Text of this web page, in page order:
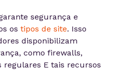
segurança e
os tipos de site. Isso
disponibilizam
como firewalls,
regulares E tais recursos